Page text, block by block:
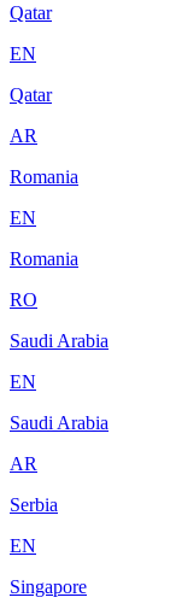
Qatar
EN
Qatar
AR
Romania
EN
Romania
RO
Saudi Arabia
EN
Saudi Arabia
AR
Serbia
EN
Singapore